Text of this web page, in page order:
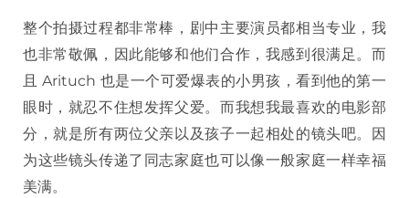
整个拍摄过程都非常棒，剧中主要演员都相当专业，我
也非常敬佩，因此能够和他们合作，我感到很满足。而
且 Arituch 也是一个可爱爆表的小男孩，看到他的第一
眼时，就忍不住想发挥父爱。而我想我最喜欢的电影部
分，就是所有两位父亲以及孩子一起相处的镜头吧。因
为这些镜头传递了同志家庭也可以像一般家庭一样幸福
美满。